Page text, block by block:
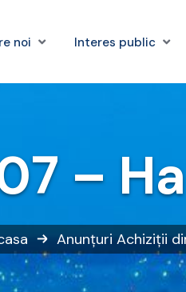
noi Interes public
–
Anunțuri Achiziții